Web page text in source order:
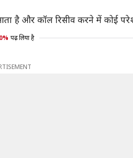
है और कॉल रिसीव करने में कोई
पढ़ लिया है